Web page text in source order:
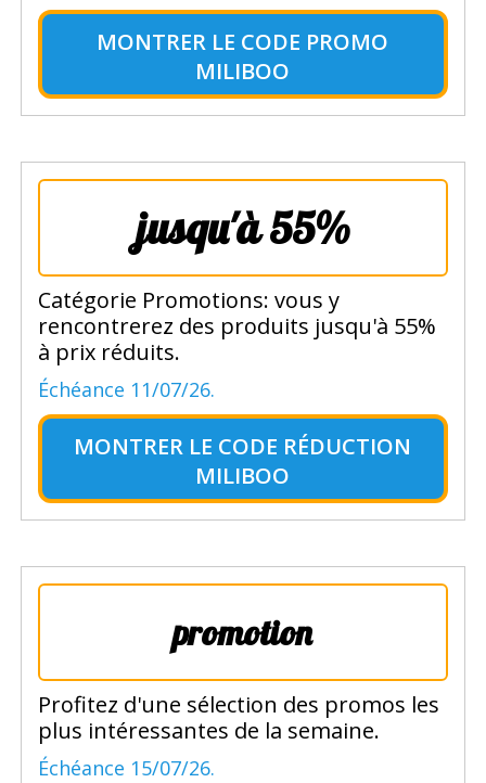
MONTRER LE CODE PROMO
MILIBOO
jusqu'à 55%
Catégorie Promotions: vous y
rencontrerez des produits jusqu'à 55%
à prix réduits.
Échéance 11/07/26.
MONTRER LE CODE RÉDUCTION
MILIBOO
promotion
Profitez d'une sélection des promos les
plus intéressantes de la semaine.
Échéance 15/07/26.